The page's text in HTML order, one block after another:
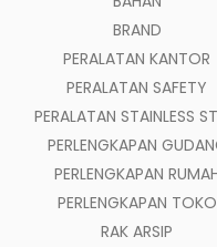
BRAND
PERALATAN KANTOR
PERALATAN SAFETY
PERALATAN STAINLESS
PERLENGKAPAN
PERLENGKAPAN
PERLENGKAPAN TOKO
RAK ARSIP